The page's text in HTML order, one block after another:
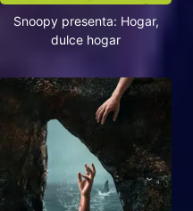
Snoopy presenta: Hogar,
dulce hogar